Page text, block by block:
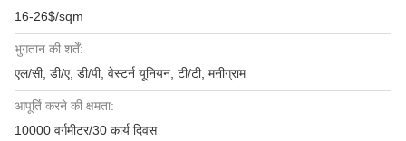
16-26$/sqm
भुगतान की शर्तें:
एल/सी, डी/ए, डी/पी, वेस्टर्न यूनियन, टी/टी, मनीग्राम
आपूर्ति करने की क्षमता:
10000 वर्गमीटर/30 कार्य दिवस